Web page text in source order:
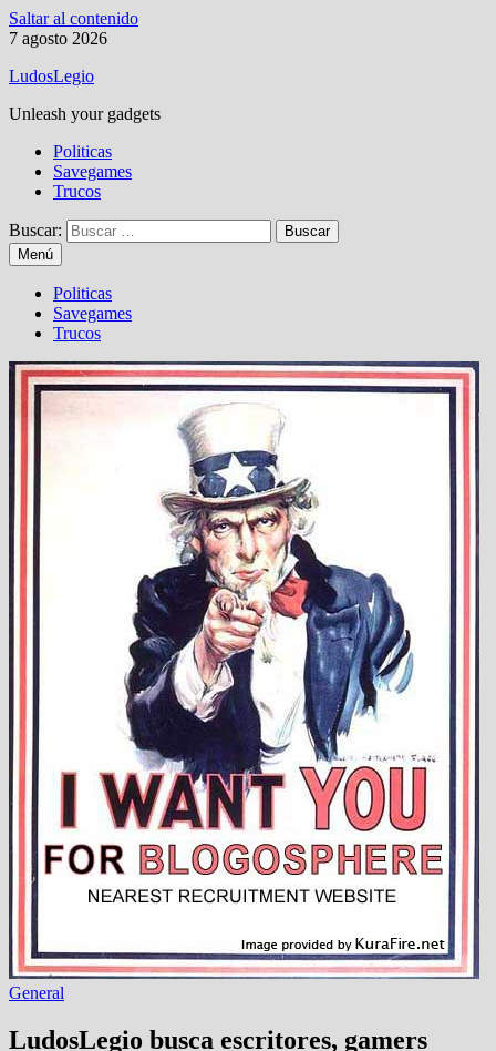
Saltar al contenido
7 agosto 2026
LudosLegio
Unleash your gadgets
Politicas
Savegames
Trucos
Buscar:
Menú
Politicas
Savegames
Trucos
General
LudosLegio busca escritores, gamers